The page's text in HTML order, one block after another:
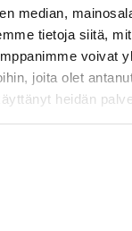
median,
tietoja siitä,
voivat
joita olet
heidän